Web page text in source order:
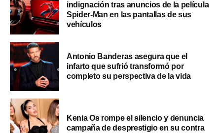
indignación tras anuncios de la película
Spider-Man en las pantallas de sus
vehículos
Antonio Banderas asegura que el
infarto que sufrió transformó por
completo su perspectiva de la vida
Kenia Os rompe el silencio y denuncia
campaña de desprestigio en su contra